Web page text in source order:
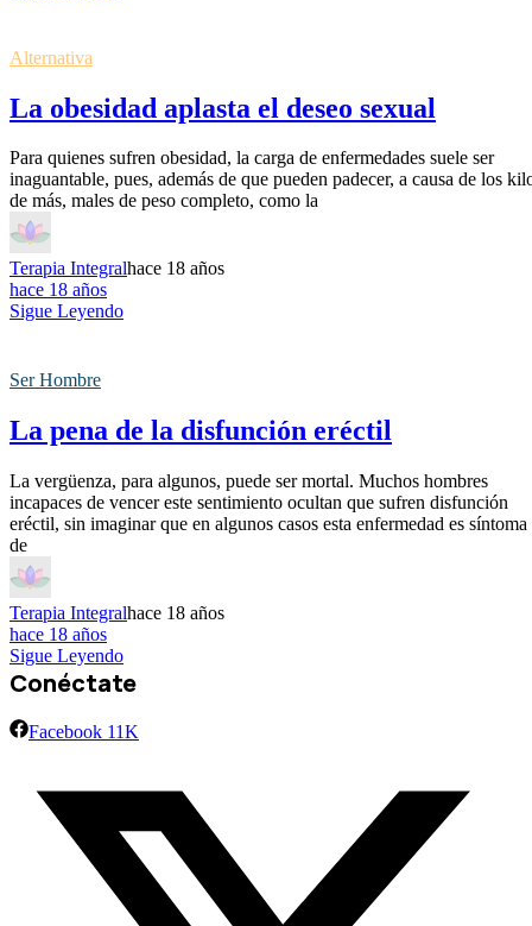
Alternativa
La obesidad aplasta el deseo sexual
Para quienes sufren obesidad, la carga de enfermedades suele ser
inaguantable, pues, además de que pueden padecer, a causa de los
de más, males de peso completo, como la
Terapia Integralhace 18 años
hace 18 años
Sigue Leyendo
Ser Hombre
La pena de la disfunción eréctil
La vergüenza, para algunos, puede ser mortal. Muchos hombres
incapaces de vencer este sentimiento ocultan que sufren disfunción
eréctil, sin imaginar que en algunos casos esta enfermedad es síntoma
de
Terapia Integralhace 18 años
hace 18 años
Sigue Leyendo
Conéctate
Facebook 11K